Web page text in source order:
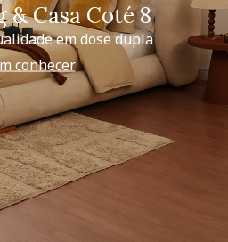
& Casa Coté 8
em dose dupla
conhecer